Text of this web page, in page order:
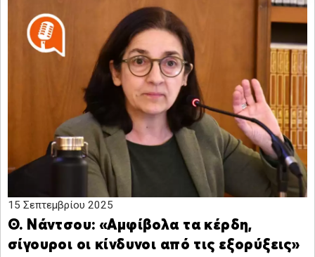
15 Σεπτεμβρίου 2025
Θ. Νάντσου: «Αμφίβολα τα κέρδη,
σίγουροι οι κίνδυνοι από τις εξορύξεις»